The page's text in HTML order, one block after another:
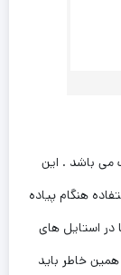
می باشد . این
هنگام پیاده
استایل های
خاطر باید